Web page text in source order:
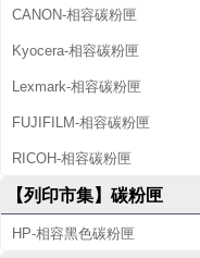
CANON-相容碳粉匣
Kyocera-相容碳粉匣
Lexmark-相容碳粉匣
FUJIFILM-相容碳粉匣
RICOH-相容碳粉匣
【列印市集】碳粉匣
HP-相容黑色碳粉匣